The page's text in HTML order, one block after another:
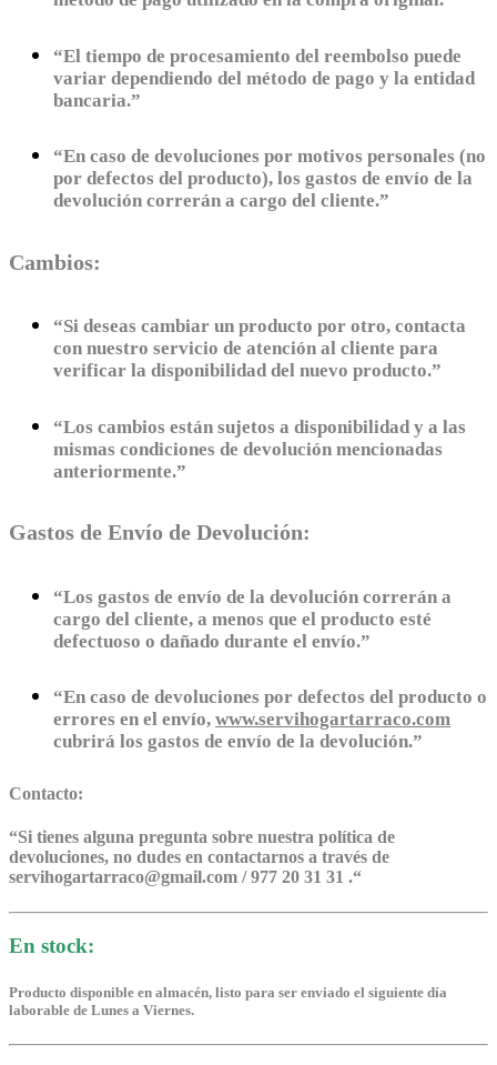
“El tiempo de procesamiento del reembolso puede
variar dependiendo del método de pago y la entidad
bancaria.”
“En caso de devoluciones por motivos personales (no
por defectos del producto), los gastos de envío de la
devolución correrán a cargo del cliente.”
Cambios:
“Si deseas cambiar un producto por otro, contacta
con nuestro servicio de atención al cliente para
verificar la disponibilidad del nuevo producto.”
“Los cambios están sujetos a disponibilidad y a las
mismas condiciones de devolución mencionadas
anteriormente.”
Gastos de Envío de Devolución:
“Los gastos de envío de la devolución correrán a
cargo del cliente, a menos que el producto esté
defectuoso o dañado durante el envío.”
“En caso de devoluciones por defectos del producto o
errores en el envío, www.servihogartarraco.com
cubrirá los gastos de envío de la devolución.”
Contacto:
“Si tienes alguna pregunta sobre nuestra política de
devoluciones, no dudes en contactarnos a través de
servihogartarraco@gmail.com / 977 20 31 31 .“
En stock:
Producto disponible en almacén, listo para ser enviado el siguiente día
laborable de Lunes a Viernes.